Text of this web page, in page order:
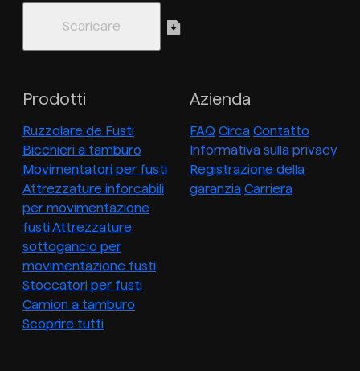
Prodotti
Ruzzolare de Fusti
Bicchieri a tamburo
Movimentatori per fusti
Attrezzature inforcabili
per movimentazione
fustiAttrezzature
sottogancio per
movimentazione fusti
Stoccatori per fusti
Camion a tamburo
Scoprire tutti
Azienda
FAQ Circa Contatto
Informativa sulla privacy
Registrazione della
garanzia Carriera